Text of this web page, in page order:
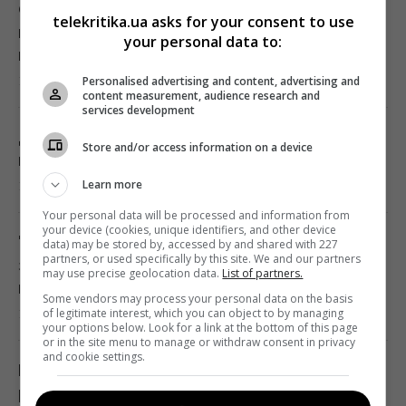
Синоптикиня назвала області, які першими
накриє негода та довгоочікуване
похолодання
13:19 четвер, 06 серпня 2026
Дрон з вибухівкою біля українського Ан-24
в Лейпцигу: чи постраждали літак і люди
13:13 четвер, 06 серпня 2026
"Не припиняйте підтримувати": Джамала
закликала світ допомогти Україні під час
війни
13:07 четвер, 06 серпня 2026
Контролюючи судові інституції, активісти
розбудовують власну систему впливу й
telekritika.ua asks for your consent to use
your personal data to:
Personalised advertising and content, advertising and
content measurement, audience research and
services development
Store and/or access information on a device
Learn more
Your personal data will be processed and information from
your device (cookies, unique identifiers, and other device
data) may be stored by, accessed by and shared with 227
partners, or used specifically by this site. We and our partners
may use precise geolocation data. List of partners.
Some vendors may process your personal data on the basis
of legitimate interest, which you can object to by managing
your options below. Look for a link at the bottom of this page
or in the site menu to manage or withdraw consent in privacy
and cookie settings.